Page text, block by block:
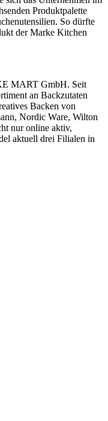
Produktpalette
So dürfte
der Marke Kitchen
MART GmbH. Seit
an Backzutaten
Backen von
Nordic Ware, Wilton
nur online aktiv,
aktuell drei Filialen in